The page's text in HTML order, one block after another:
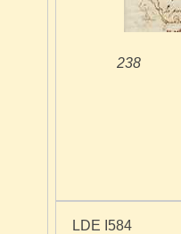
238
LDE I584